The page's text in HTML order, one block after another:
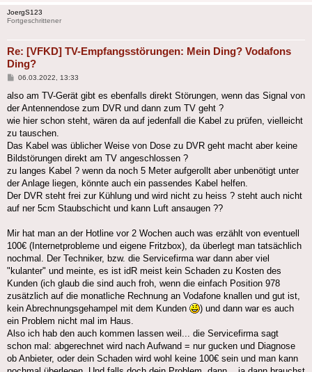
JoergS123
Fortgeschrittener
Re: [VFKD] TV-Empfangsstörungen: Mein Ding? Vodafons
Ding?
Beitrag
06.03.2022, 13:33
also am TV-Gerät gibt es ebenfalls direkt Störungen, wenn das Signal von
der Antennendose zum DVR und dann zum TV geht ?
wie hier schon steht, wären da auf jedenfall die Kabel zu prüfen, vielleicht
zu tauschen.
Das Kabel was üblicher Weise von Dose zu DVR geht macht aber keine
Bildstörungen direkt am TV angeschlossen ?
zu langes Kabel ? wenn da noch 5 Meter aufgerollt aber unbenötigt unter
der Anlage liegen, könnte auch ein passendes Kabel helfen.
Der DVR steht frei zur Kühlung und wird nicht zu heiss ? steht auch nicht
auf ner 5cm Staubschicht und kann Luft ansaugen ??
Mir hat man an der Hotline vor 2 Wochen auch was erzählt von eventuell
100€ (Internetprobleme und eigene Fritzbox), da überlegt man tatsächlich
nochmal. Der Techniker, bzw. die Servicefirma war dann aber viel
"kulanter" und meinte, es ist idR meist kein Schaden zu Kosten des
Kunden (ich glaub die sind auch froh, wenn die einfach Position 978
zusätzlich auf die monatliche Rechnung an Vodafone knallen und gut ist,
kein Abrechnungsgehampel mit dem Kunden
) und dann war es auch
ein Problem nicht mal im Haus.
Also ich hab den auch kommen lassen weil... die Servicefirma sagt
schon mal: abgerechnet wird nach Aufwand = nur gucken und Diagnose
ob Anbieter, oder dein Schaden wird wohl keine 100€ sein und man kann